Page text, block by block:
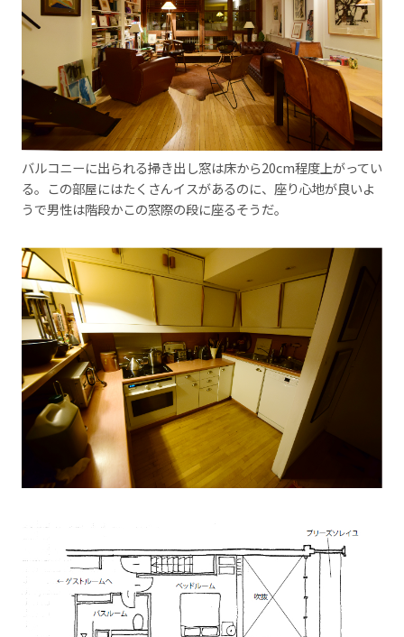
バルコニーに出られる掃き出し窓は床から20cm程度上がってい
る。この部屋にはたくさんイスがあるのに、座り心地が良いよ
うで男性は階段かこの窓際の段に座るそうだ。